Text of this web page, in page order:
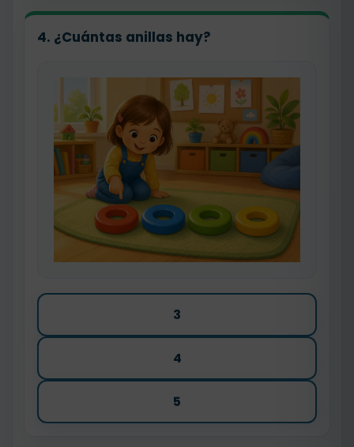
4. ¿Cuántas anillas hay?
3
4
5